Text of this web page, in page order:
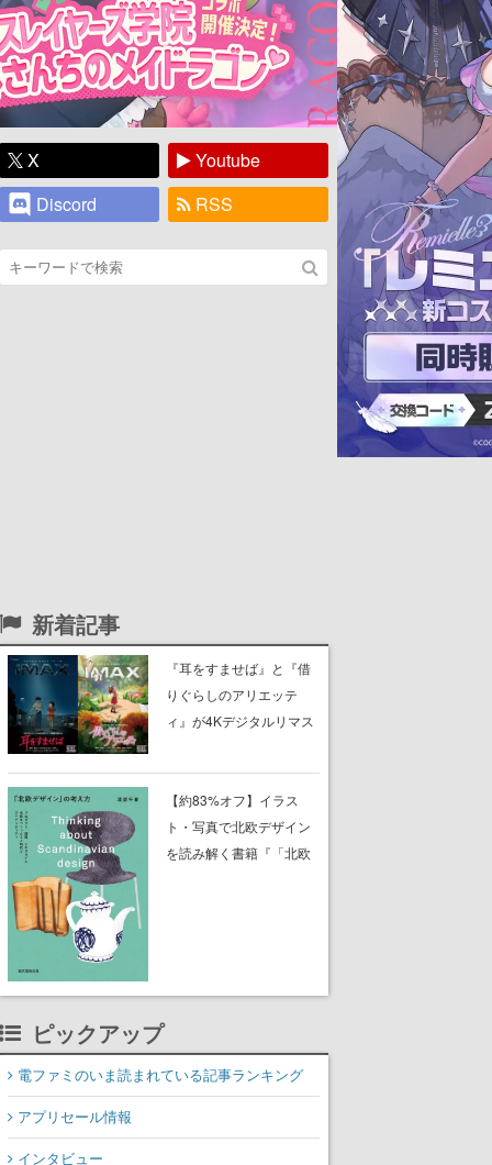
X
Youtube
Discord
RSS
新着記事
『耳をすませば』と『借
りぐらしのアリエッテ
ィ』が4Kデジタルリマス
決定。10月23日から11月
2日までの限定上映
【約83%オフ】イラス
ト・写真で北欧デザイン
を読み解く書籍『「北欧
ピックアップ
電ファミのいま読まれている記事ランキング
アプリセール情報
インタビュー